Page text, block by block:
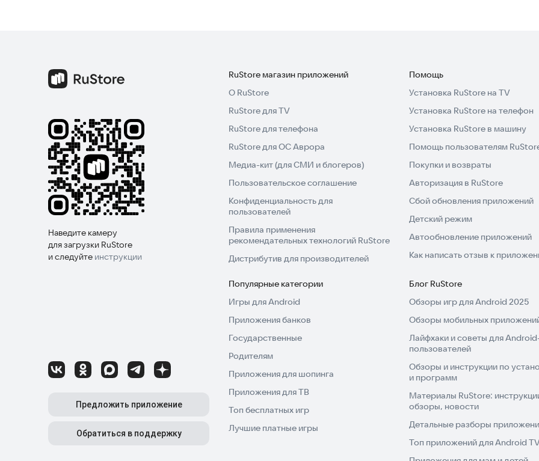
Наведите камеру
для загрузки RuStore
и следуйте инструкции
Предложить приложение
Обратиться в поддержку
RuStore магазин приложений
О RuStore
RuStore для TV
RuStore для телефона
RuStore для ОС Аврора
Медиа-кит (для СМИ и блогеров)
Пользовательское соглашение
Конфиденциальность для
пользователей
Правила применения
рекомендательных технологий RuStore
Дистрибутив для производителей
Помощь
Установка RuStore на TV
Установка RuStore на телефон
Установка RuStore в машину
Помощь пользователям
Покупки и возвраты
Авторизация в RuStore
Сбой обновления приложений
Детский режим
Автообновление приложений
Как написать отзыв к
Популярные категории
Игры для Android
Приложения банков
Государственные
Родителям
Приложения для шопинга
Приложения для ТВ
Топ бесплатных игр
Лучшие платные игры
Блог RuStore
Обзоры игр для Android 2025
Обзоры мобильных
Лайфхаки и советы для
пользователей
Обзоры и инструкции по
и программ
Материалы RuStore:
обзоры, новости
Детальные разборы
Топ приложений для Android